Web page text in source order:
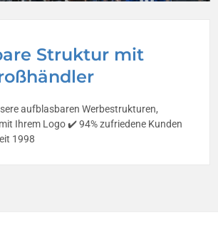
Struktur mit
aufblasbaren Werbestrukturen,
Ihrem Logo ✔️ 94% zufriedene Kunden
1998